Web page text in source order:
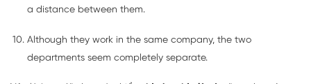
a distance between them.
Although they work in the same company, the two
departments seem completely separate.